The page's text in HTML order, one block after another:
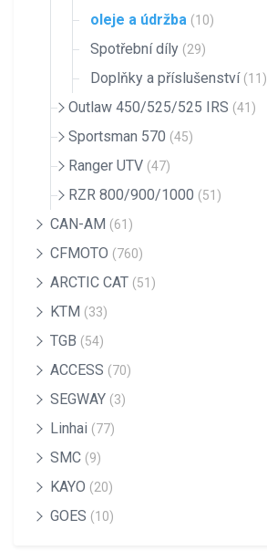
oleje a údržba (10)
Spotřební díly (29)
Doplňky a příslušenství (11)
Outlaw 450/525/525 IRS (41)
Sportsman 570 (45)
Ranger UTV (47)
RZR 800/900/1000 (51)
CAN-AM (61)
CFMOTO (760)
ARCTIC CAT (51)
KTM (33)
TGB (54)
ACCESS (70)
SEGWAY (3)
Linhai (77)
SMC (9)
KAYO (20)
GOES (10)